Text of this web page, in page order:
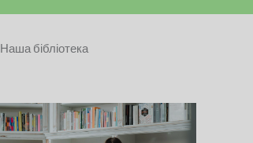
Наша бібліотека